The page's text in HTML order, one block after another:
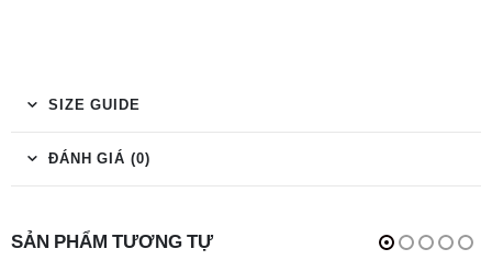
SIZE GUIDE
ĐÁNH GIÁ (0)
SẢN PHẨM TƯƠNG TỰ